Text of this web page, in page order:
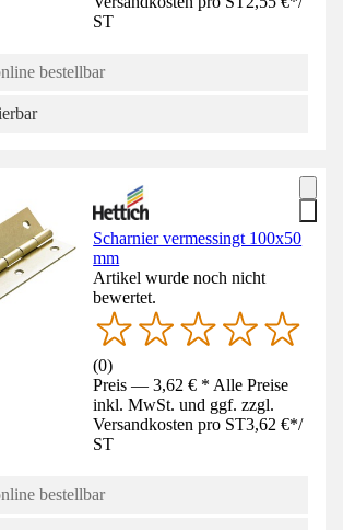
ST
bestellbar
Scharnier vermessingt 100x50
mm
Artikel wurde noch nicht
bewertet.
(0)
Preis — 3,62 € * Alle Preise
inkl. MwSt. und ggf. zzgl.
Versandkosten pro ST3,62 €*/
ST
bestellbar